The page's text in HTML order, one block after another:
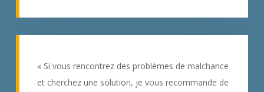
« Si vous rencontrez des problèmes de malchance
et cherchez une solution, je vous recommande de